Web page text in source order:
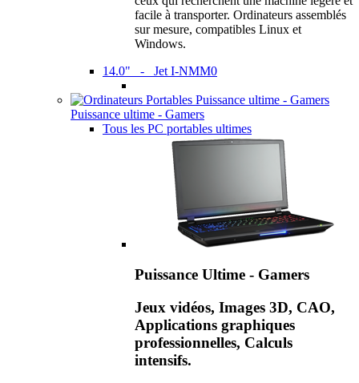
facile à transporter. Ordinateurs assemblés
sur mesure, compatibles Linux et
Windows.
14.0" - Jet I-NMM0
Puissance ultime - Gamers
Tous les PC portables ultimes
Puissance Ultime - Gamers
Jeux vidéos, Images 3D, CAO,
Applications graphiques
professionnelles, Calculs
intensifs.